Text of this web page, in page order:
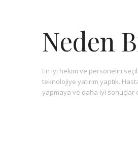
Neden
En iyi hekim ve personelin
teknolojiye yatırım yaptık.
yapmaya ve daha iyi sonuçlar